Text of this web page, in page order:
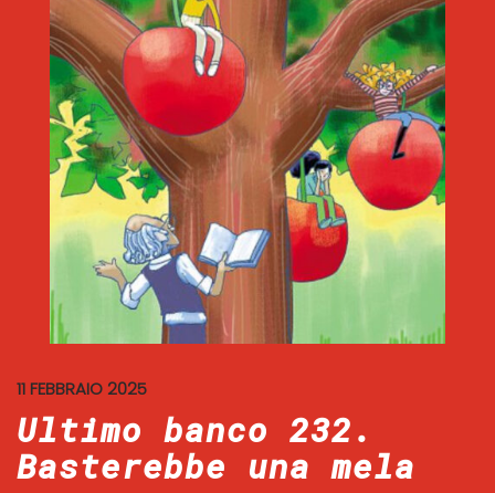
11 FEBBRAIO 2025
Ultimo banco 232.
Basterebbe una mela